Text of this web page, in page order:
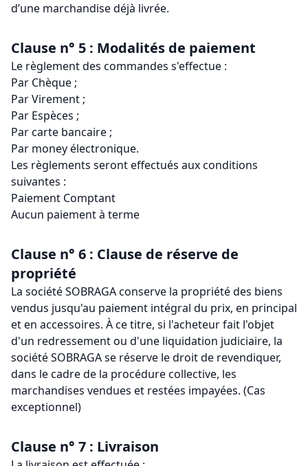
d’une marchandise déjà livrée.
Clause n° 5 : Modalités de paiement
Le règlement des commandes s'effectue :
Par Chèque ;
Par Virement ;
Par Espèces ;
Par carte bancaire ;
Par money électronique.
Les règlements seront effectués aux conditions
suivantes :
Paiement Comptant
Aucun paiement à terme
Clause n° 6 : Clause de réserve de
propriété
La société SOBRAGA conserve la propriété des biens
vendus jusqu'au paiement intégral du prix, en principal
et en accessoires. À ce titre, si l'acheteur fait l'objet
d'un redressement ou d'une liquidation judiciaire, la
société SOBRAGA se réserve le droit de revendiquer,
dans le cadre de la procédure collective, les
marchandises vendues et restées impayées. (Cas
exceptionnel)
Clause n° 7 : Livraison